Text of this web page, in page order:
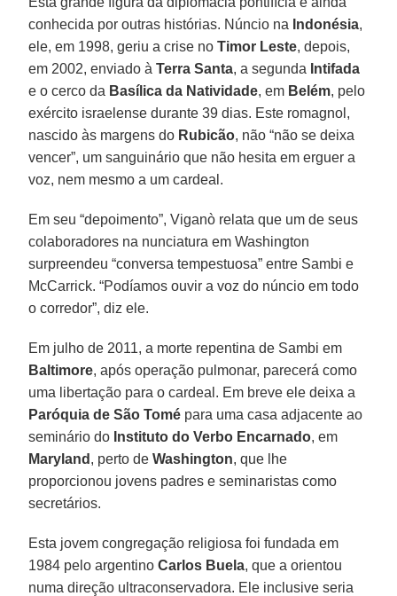
conhecida por outras histórias. Núncio na Indonésia,
ele, em 1998, geriu a crise noTimor Leste, depois,
em 2002, enviado àTerra Santa, a segunda Intifada
e o cerco da Basílica da Natividade, em Belém, pelo
exército israelense durante 39 dias. Este romagnol,
nascido às margens do Rubicão, não “não se deixa
vencer”, um sanguinário que não hesita em erguer a
voz, nem mesmo a um cardeal.
Em seu “depoimento”, Viganò relata que um de seus
colaboradores na nunciatura em Washington
surpreendeu “conversa tempestuosa” entre Sambi e
McCarrick. “Podíamos ouvir a voz do núncio em todo
o corredor”, diz ele.
Em julho de 2011, a morte repentina de Sambi em
Baltimore, após operação pulmonar, parecerá como
uma libertação para o cardeal. Em breve ele deixa a
Paróquia de São Tomé para uma casa adjacente ao
seminário do Instituto do Verbo Encarnado, em
Maryland , perto deWashington, que lhe
proporcionou jovens padres e seminaristas como
secretários.
Esta jovem congregação religiosa foi fundada em
1984 pelo argentinoCarlos Buela, que a orientou
numa direção ultraconservadora. Ele inclusive seria